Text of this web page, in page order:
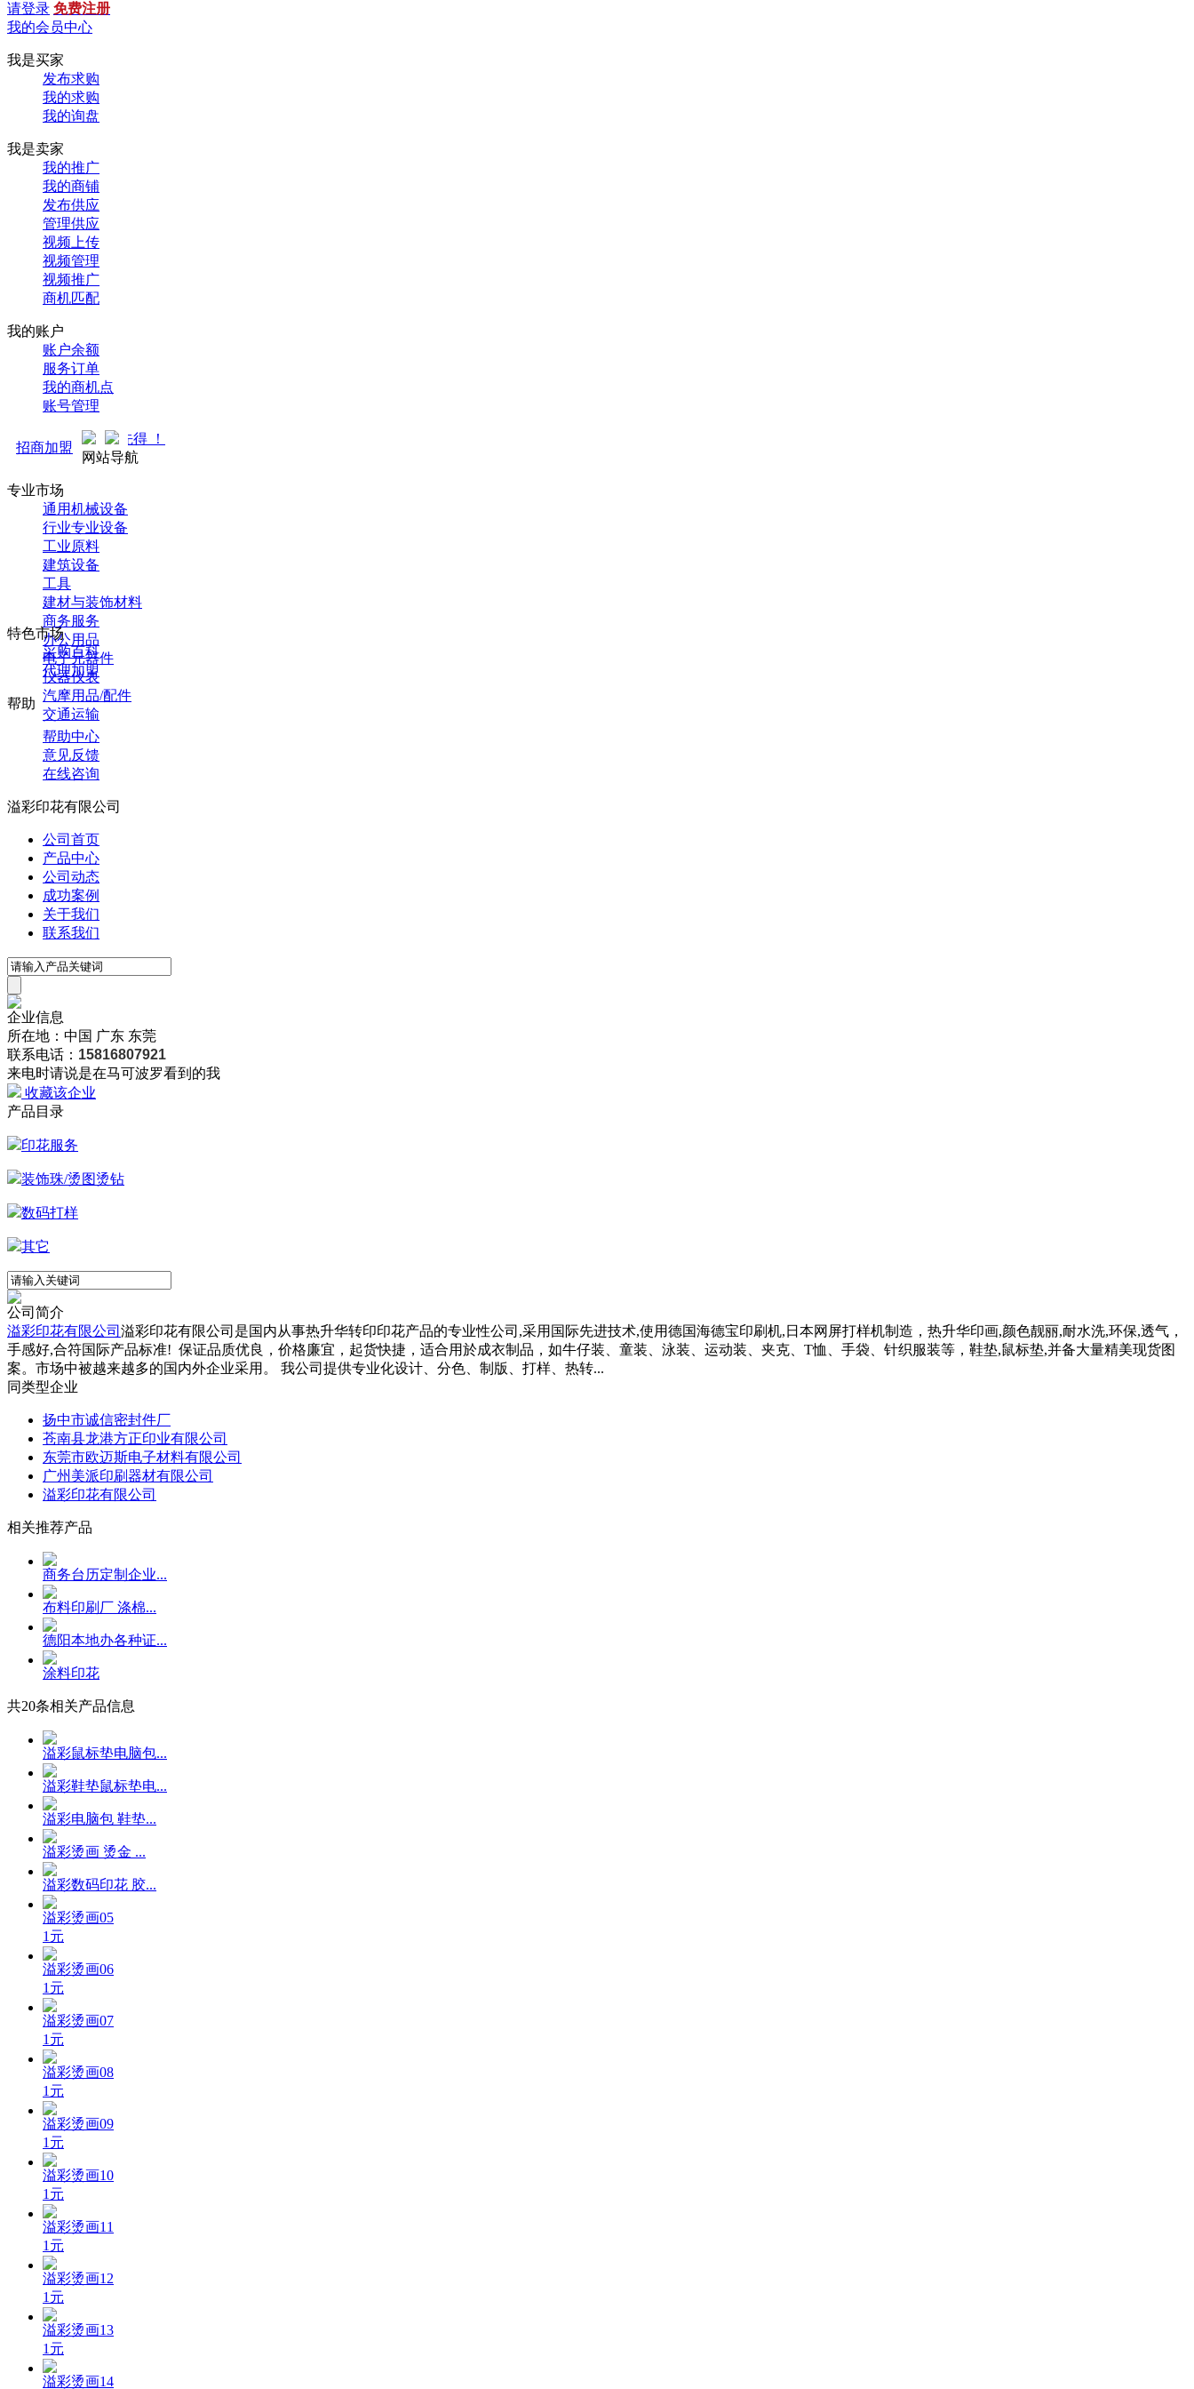
请登录 免费注册
我的会员中心
我是买家
发布求购
我的求购
我的询盘
我是卖家
我的推广
我的商铺
发布供应
管理供应
视频上传
视频管理
视频推广
商机匹配
我的账户
账户余额
服务订单
我的商机点
账号管理
招商加盟
商中... 先到先得 ！
网站导航
专业市场
通用机械设备
行业专业设备
工业原料
建筑设备
工具
建材与装饰材料
商务服务
办公用品
电子元器件
仪器仪表
汽摩用品/配件
交通运输
特色市场
采购百科
代理加盟
帮助
帮助中心
意见反馈
在线咨询
溢彩印花有限公司
公司首页
产品中心
公司动态
成功案例
关于我们
联系我们
企业信息
所在地：中国 广东 东莞
联系电话： 15816807921
来电时请说是在马可波罗看到的我
收藏该企业
产品目录
印花服务
装饰珠/烫图烫钻
数码打样
其它
公司简介
溢彩印花有限公司 溢彩印花有限公司是国内从事热升华转印印花产品的专业性公司,采用国际先进技术,使用德国海德宝印刷机,日本网屏打样机制造，热升华印画,颜色靓丽,耐水洗,环保,透气，
手感好,合符国际产品标准! 保证品质优良，价格廉宜，起货快捷，适合用於成衣制品，如牛仔装、童装、泳装、运动装、夹克、T恤、手袋、针织服装等，鞋垫,鼠标垫,并备大量精美现货图
案。市场中被越来越多的国内外企业采用。 我公司提供专业化设计、分色、制版、打样、热转...
同类型企业
扬中市诚信密封件厂
苍南县龙港方正印业有限公司
东莞市欧迈斯电子材料有限公司
广州美派印刷器材有限公司
溢彩印花有限公司
相关推荐产品
商务台历定制企业...
布料印刷厂 涤棉...
德阳本地办各种证...
涂料印花
共20条相关产品信息
溢彩鼠标垫电脑包...
溢彩鞋垫鼠标垫电...
溢彩电脑包 鞋垫...
溢彩烫画 烫金 ...
溢彩数码印花 胶...
溢彩烫画05
1元
溢彩烫画06
1元
溢彩烫画07
1元
溢彩烫画08
1元
溢彩烫画09
1元
溢彩烫画10
1元
溢彩烫画11
1元
溢彩烫画12
1元
溢彩烫画13
1元
溢彩烫画14